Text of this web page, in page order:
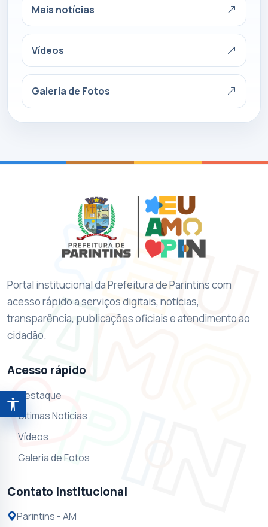
Abrir ferramentas de acessibilidade
Mais notícias
Vídeos
Galeria de Fotos
Portal institucional da Prefeitura de Parintins com
acesso rápido a serviços digitais, notícias,
transparência, publicações oficiais e atendimento ao
cidadão.
Acesso rápido
Destaque
Ultimas Noticias
Vídeos
Galeria de Fotos
Contato institucional
Parintins - AM